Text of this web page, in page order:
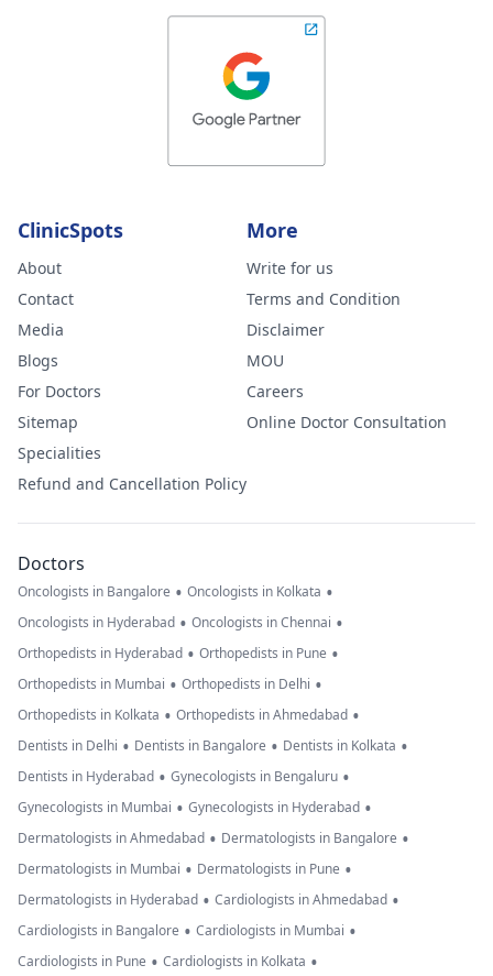
ClinicSpots
About
Contact
Media
Blogs
For Doctors
Sitemap
Specialities
Refund and Cancellation Policy
More
Write for us
Terms and Condition
Disclaimer
MOU
Careers
Online Doctor Consultation
Doctors
Oncologists in Bangalore • Oncologists in Kolkata •
Oncologists in Hyderabad • Oncologists in Chennai •
Orthopedists in Hyderabad • Orthopedists in Pune •
Orthopedists in Mumbai • Orthopedists in Delhi •
Orthopedists in Kolkata • Orthopedists in Ahmedabad •
Dentists in Delhi • Dentists in Bangalore • Dentists in Kolkata •
Dentists in Hyderabad • Gynecologists in Bengaluru •
Gynecologists in Mumbai • Gynecologists in Hyderabad •
Dermatologists in Ahmedabad • Dermatologists in Bangalore •
Dermatologists in Mumbai • Dermatologists in Pune •
Dermatologists in Hyderabad • Cardiologists in Ahmedabad •
Cardiologists in Bangalore • Cardiologists in Mumbai •
Cardiologists in Pune • Cardiologists in Kolkata •